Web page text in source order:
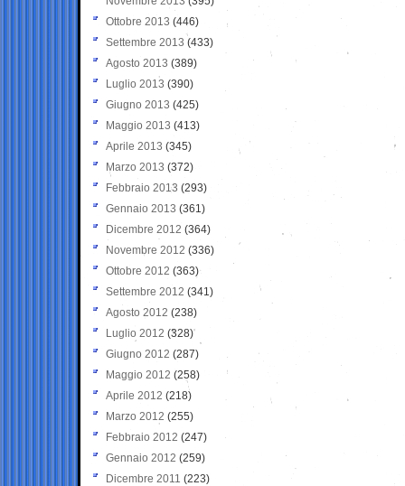
Ottobre 2013 (446)
Settembre 2013 (433)
Agosto 2013 (389)
Luglio 2013 (390)
Giugno 2013 (425)
Maggio 2013 (413)
Aprile 2013 (345)
Marzo 2013 (372)
Febbraio 2013 (293)
Gennaio 2013 (361)
Dicembre 2012 (364)
Novembre 2012 (336)
Ottobre 2012 (363)
Settembre 2012 (341)
Agosto 2012 (238)
Luglio 2012 (328)
Giugno 2012 (287)
Maggio 2012 (258)
Aprile 2012 (218)
Marzo 2012 (255)
Febbraio 2012 (247)
Gennaio 2012 (259)
Dicembre 2011 (223)